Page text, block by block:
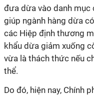
đưa dừa vào danh mục
giúp ngành hàng dừa
các Hiệp định thương
khẩu dừa giảm xuống
vừa là thách thức nếu
thể.
Do đó, hiện nay, Chính